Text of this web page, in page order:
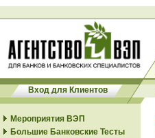
Вход для Клиентов
Мероприятия ВЭП
Большие Банковские Тесты